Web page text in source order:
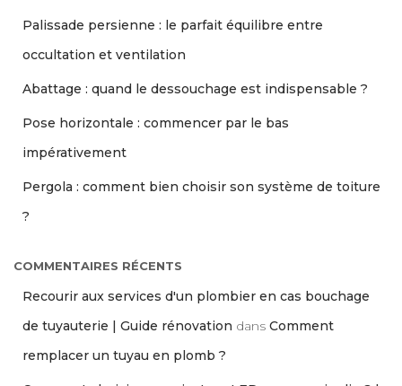
Palissade persienne : le parfait équilibre entre
occultation et ventilation
Abattage : quand le dessouchage est indispensable ?
Pose horizontale : commencer par le bas
impérativement
Pergola : comment bien choisir son système de toiture
?
COMMENTAIRES RÉCENTS
Recourir aux services d'un plombier en cas bouchage
de tuyauterie | Guide rénovation dans Comment
remplacer un tuyau en plomb ?